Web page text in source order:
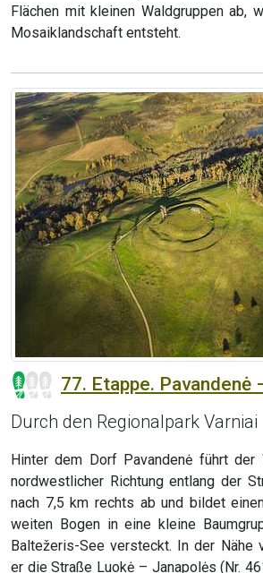
Flächen mit kleinen Waldgruppen ab,
Mosaiklandschaft entsteht.
77. Etappe. Pavandenė
Durch den Regionalpark Varniai
Hinter dem Dorf Pavandenė führt der
nordwestlicher Richtung entlang der
nach 7,5 km rechts ab und bildet
weiten Bogen in eine kleine
Baltežeris-See versteckt. In der Nähe
er die Straße Luokė – Janapolės (Nr.